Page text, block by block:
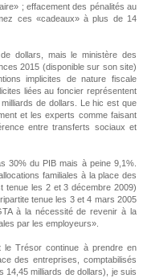
; effacement des pénalités au
ces «cadeaux» à plus de 14
dollars, mais le ministère des
2015 (disponible sur son site)
implicites de nature fiscale
liées au foncier représentent
de dollars. Le hic est que
et les experts comme faisant
entre transferts sociaux et
30% du PIB mais à peine 9,1%.
familiales à la place des
tenue les 2 et 3 décembre 2009)
tenue les 3 et 4 mars 2005
à la nécessité de revenir à la
par les employeurs».
le Trésor continue à prendre en
des entreprises, comptabilisés
milliards de dollars), je suis